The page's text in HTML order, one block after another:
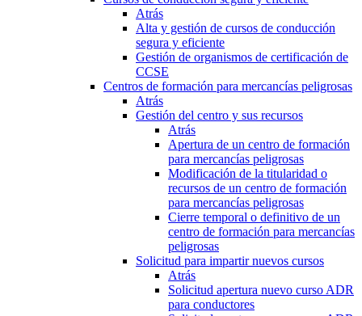
Atrás
Alta y gestión de cursos de conducción
segura y eficiente
Gestión de organismos de certificación de
CCSE
Centros de formación para mercancías peligrosas
Atrás
Gestión del centro y sus recursos
Atrás
Apertura de un centro de formación
para mercancías peligrosas
Modificación de la titularidad o
recursos de un centro de formación
para mercancías peligrosas
Cierre temporal o definitivo de un
centro de formación para mercancías
peligrosas
Solicitud para impartir nuevos cursos
Atrás
Solicitud apertura nuevo curso ADR
para conductores